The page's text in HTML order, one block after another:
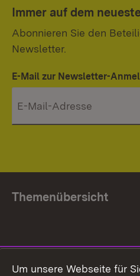
Immer auf dem
Abonnieren Sie den
Newsletter.
E-Mail zur Newsletter-
Themenübersicht
Um unsere Webseite für